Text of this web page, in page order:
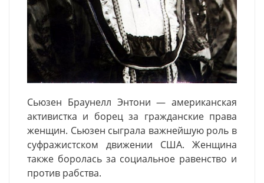
Сьюзен Браунелл Энтони — американская
активистка и борец за гражданские права
женщин. Сьюзен сыграла важнейшую роль в
суфражистском движении США. Женщина
также боролась за социальное равенство и
против рабства.